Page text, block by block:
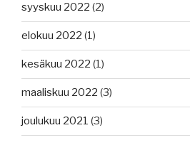
syyskuu 2022 (2)
elokuu 2022 (1)
kesäkuu 2022 (1)
maaliskuu 2022 (3)
joulukuu 2021 (3)